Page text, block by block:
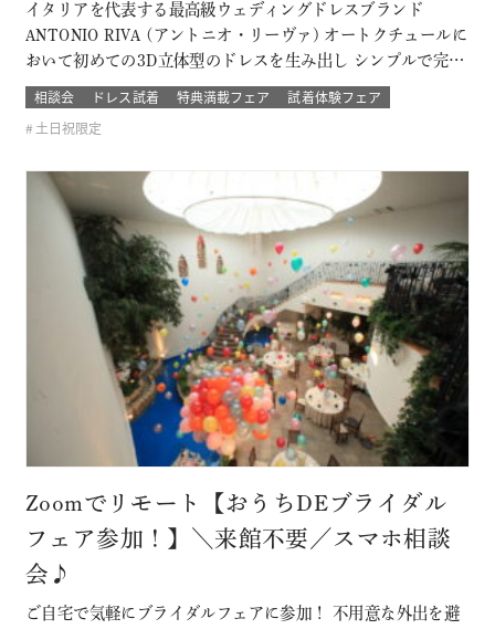
イタリアを代表する最高級ウェディングドレスブランド
ANTONIO RIVA (アントニオ・リーヴァ) オートクチュールに
おいて初めての3D立体型のドレスを生み出し シンプルで完璧
なライン、理想的なプロポーションと個性を兼ね備えていま
す。 上質な素材と卓悦した仕立て。 花嫁の個性と気品を際立
たせ、特別な日を格別に輝かせてくれるドレス 結婚式当日の
相談会 ドレス試着 特典満載フェア
試着体験フェア
土日祝限定
Zoomでリモート【おうちDEブライダル
フェア参加！】＼来館不要／スマホ相談
会♪
ご自宅で気軽にブライダルフェアに参加！ 不用意な外出を避